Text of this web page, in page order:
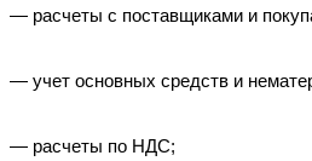
— расчеты с поставщиками и
— учет основных средств и
— расчеты по НДС;